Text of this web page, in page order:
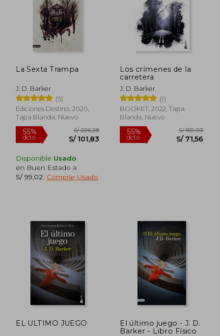
40%
dcto. S/ 75,69
55%
dcto.
La Sexta Trampa
J. D. Barker
(5)
Ediciones Destino, 2020,
Tapa Blanda, Nuevo
Disponible Usado
en Buen Estado a
S/ 99,02
Comprar Usado
Los crímenes de la
carretera
J. D. Barker
(1)
BOOKET, 2022, Tapa
Blanda, Nuevo
EL ULTIMO JUEGO
El último juego - J. D.
Barker - Libro Físico